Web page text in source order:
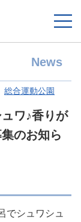
News
総合運動公園
ワ♪香りが
のお知ら
でシュワシュ